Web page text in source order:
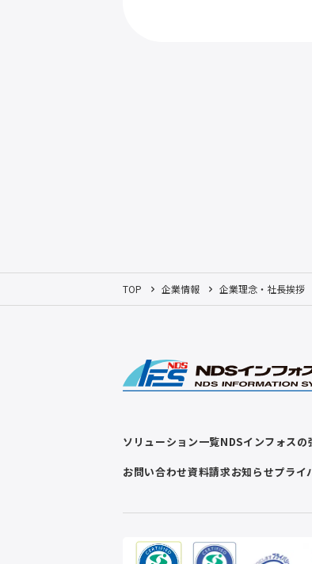
TOP 企業情報 企業理念・社長挨拶
ソリューション一覧NDSインフォスの
お問い合わせ資料請求お知らせプライ